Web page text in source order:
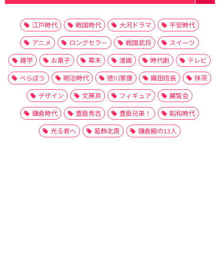
江戸時代 戦国時代 大河ドラマ
平安時代
アニメ
ロングセラー 戦国武将
スイーツ
雑学
お菓子 幕末 漫画 時代劇
テレビ
べらぼう
明治時代 徳川家康 織田信長
抹茶
デザイン
文房具 フィギュア
展覧会
鎌倉時代
豊臣秀吉 豊臣兄弟！
昭和時代
光る君へ
葛飾北斎 鎌倉殿の13人